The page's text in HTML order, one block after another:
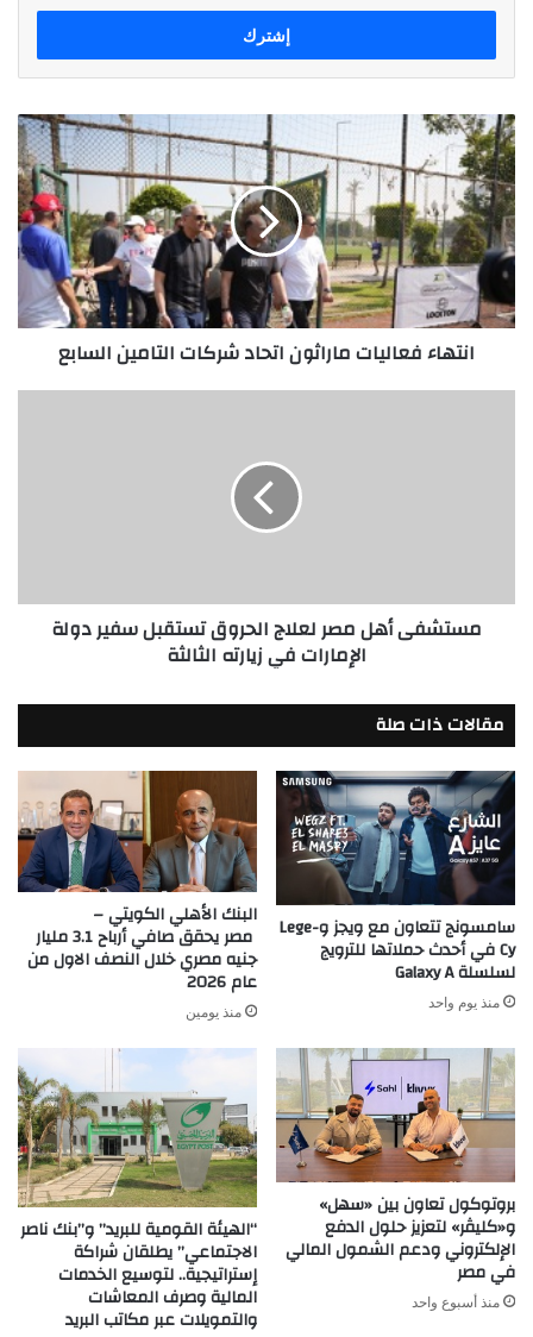
الإلكتروني
انتهاء
فعاليات
ماراثون
اتحاد
شركات
التامين
السابع
انتهاء فعاليات ماراثون اتحاد شركات التامين السابع
الإمارات
مستشفى أهل مصر لعلاج الحروق تستقبل سفير دولة
الإمارات في زيارته الثالثة
مقالات ذات صلة
سامسونج تتعاون مع ويجز وLege-
Cy في أحدث حملاتها للترويج
لسلسلة Galaxy A
منذ يوم واحد
البنك الأهلي الكويتي –
مصر يحقق صافي أرباح 3.1 مليار
جنيه مصري خلال النصف الاول من
عام 2026
منذ يومين
بروتوكول تعاون بين «سهل»
و«كليڤر» لتعزيز حلول الدفع
الإلكتروني ودعم الشمول المالي
في مصر
منذ أسبوع واحد
“الهيئة القومية للبريد” و”بنك ناصر
الاجتماعي” يطلقان شراكة
إستراتيجية.. لتوسيع الخدمات
المالية وصرف المعاشات
والتمويلات عبر مكاتب البريد